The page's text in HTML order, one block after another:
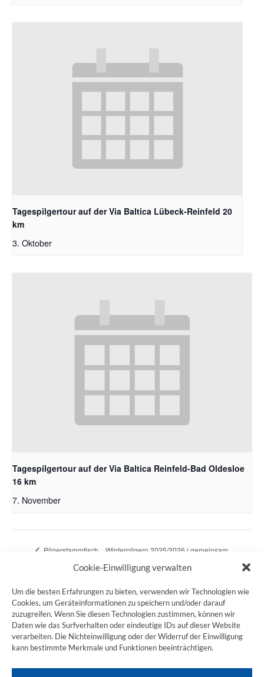
Cookie-Einwilligung verwalten
Um die besten Erfahrungen zu bieten, verwenden wir Technologien wie
Cookies, um Geräteinformationen zu speichern und/oder darauf
zuzugreifen. Wenn Sie diesen Technologien zustimmen, können wir
Daten wie das Surfverhalten oder eindeutige IDs auf dieser Website
verarbeiten. Die Nichteinwilligung oder der Widerruf der Einwilligung
kann bestimmte Merkmale und Funktionen beeinträchtigen.
Tagespilgertour auf der Via Baltica Lübeck-Reinfeld 20
km
3. Oktober
Tagespilgertour auf der Via Baltica Reinfeld-Bad Oldesloe
16 km
7. November
Pilgerstammtisch
Winterpilgern 2025/2026 | gemeinsam
begleitet Pilgern im Stadtpark
ZUM JAKOBSWEG SHOP